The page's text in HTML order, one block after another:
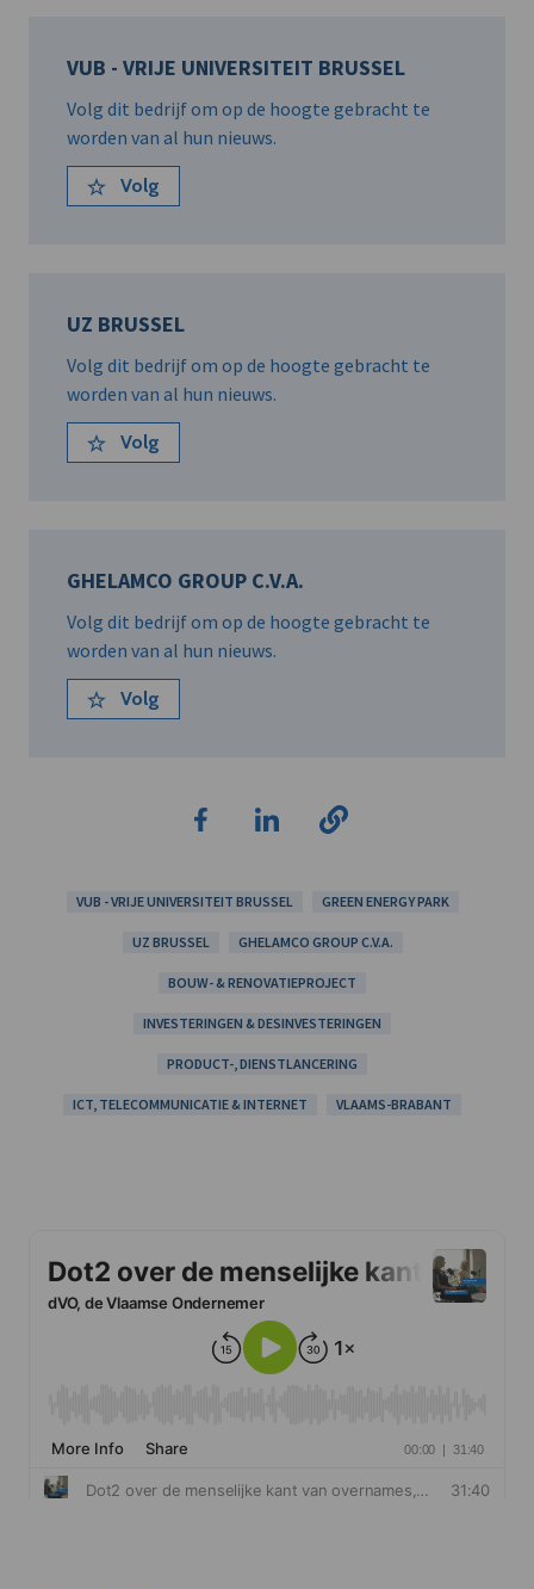
VUB - VRIJE UNIVERSITEIT BRUSSEL
Volg dit bedrijf om op de hoogte gebracht te
worden van al hun nieuws.
Volg
UZ BRUSSEL
Volg dit bedrijf om op de hoogte gebracht te
worden van al hun nieuws.
Volg
GHELAMCO GROUP C.V.A.
Volg dit bedrijf om op de hoogte gebracht te
worden van al hun nieuws.
Volg
VUB - VRIJE UNIVERSITEIT BRUSSEL GREEN ENERGY PARK
UZ BRUSSEL GHELAMCO GROUP C.V.A.
BOUW- & RENOVATIEPROJECT
INVESTERINGEN & DESINVESTERINGEN
PRODUCT-, DIENSTLANCERING
ICT, TELECOMMUNICATIE & INTERNET VLAAMS-BRABANT